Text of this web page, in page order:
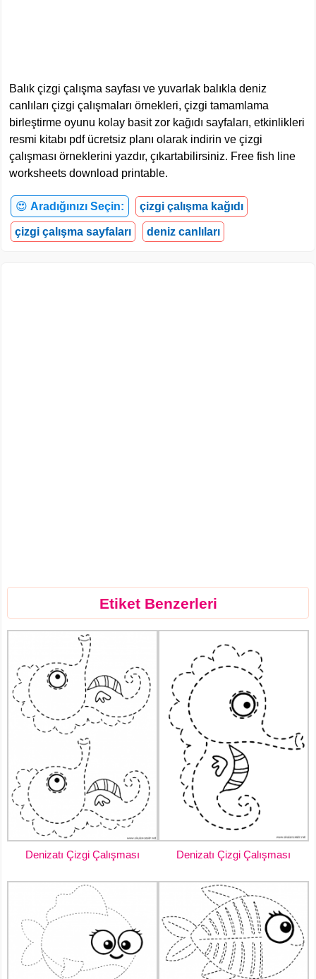
Balık çizgi çalışma sayfası ve yuvarlak balıkla deniz
canlıları çizgi çalışmaları örnekleri, çizgi tamamlama
birleştirme oyunu kolay basit zor kağıdı sayfaları, etkinlikleri
resmi kitabı pdf ücretsiz planı olarak indirin ve çizgi
çalışması örneklerini yazdır, çıkartabilirsiniz. Free fish line
worksheets download printable.
😍 Aradığınızı Seçin: çizgi çalışma kağıdı
çizgi çalışma sayfaları deniz canlıları
Etiket Benzerleri
Denizatı Çizgi Çalışması Denizatı Çizgi Çalışması